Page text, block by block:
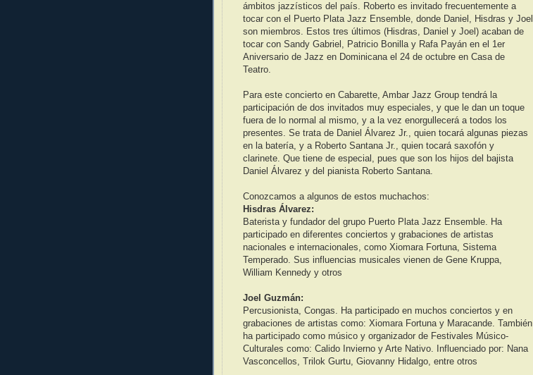
ámbitos jazzísticos del país. Roberto es invitado frecuentemente a
tocar con el Puerto Plata Jazz Ensemble, donde Daniel, Hisdras y Joel
son miembros. Estos tres últimos (Hisdras, Daniel y Joel) acaban de
tocar con Sandy Gabriel, Patricio Bonilla y Rafa Payán en el 1er
Aniversario de Jazz en Dominicana el 24 de octubre en Casa de
Teatro.
Para este concierto en Cabarette, Ambar Jazz Group tendrá la
participación de dos invitados muy especiales, y que le dan un toque
fuera de lo normal al mismo, y a la vez enorgullecerá a todos los
presentes. Se trata de Daniel Álvarez Jr., quien tocará algunas piezas
en la batería, y a Roberto Santana Jr., quien tocará saxofón y
clarinete. Que tiene de especial, pues que son los hijos del bajista
Daniel Álvarez y del pianista Roberto Santana.
Conozcamos a algunos de estos muchachos:
Hisdras Álvarez:
Baterista y fundador del grupo Puerto Plata Jazz Ensemble. Ha
participado en diferentes conciertos y grabaciones de artistas
nacionales e internacionales, como Xiomara Fortuna, Sistema
Temperado. Sus influencias musicales vienen de Gene Kruppa,
William Kennedy y otros
Joel Guzmán:
Percusionista, Congas. Ha participado en muchos conciertos y en
grabaciones de artistas como: Xiomara Fortuna y Maracande. También
ha participado como músico y organizador de Festivales Músico-
Culturales como: Calido Invierno y Arte Nativo. Influenciado por: Nana
Vasconcellos, Trilok Gurtu, Giovanny Hidalgo, entre otros